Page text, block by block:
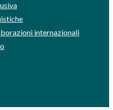
internazionali